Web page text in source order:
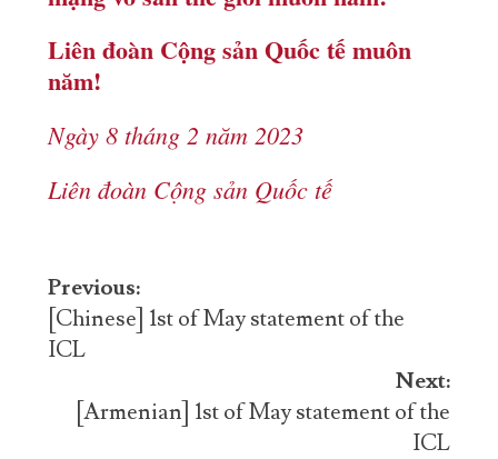
Liên đoàn Cộng sản Quốc tế muôn
năm!
Ngày 8 tháng 2 năm 2023
Liên đoàn Cộng sản Quốc tế
Post
navigation
Previous:
[Chinese] 1st of May statement of the
ICL
Next:
[Armenian] 1st of May statement of the
ICL